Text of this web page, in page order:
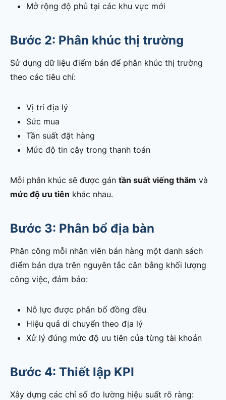
Mở rộng độ phủ tại các khu vực mới
Bước 2: Phân khúc thị trường
Sử dụng dữ liệu điểm bán để phân khúc thị trường
theo các tiêu chí:
Vị trí địa lý
Sức mua
Tần suất đặt hàng
Mức độ tin cậy trong thanh toán
Mỗi phân khúc sẽ được gán tần suất viếng thăm và
mức độ ưu tiên khác nhau.
Bước 3: Phân bổ địa bàn
Phân công mỗi nhân viên bán hàng một danh sách
điểm bán dựa trên nguyên tắc cân bằng khối lượng
công việc, đảm bảo:
Nỗ lực được phân bổ đồng đều
Hiệu quả di chuyển theo địa lý
Xử lý đúng mức độ ưu tiên của từng tài khoản
Bước 4: Thiết lập KPI
Xây dựng các chỉ số đo lường hiệu suất rõ ràng: